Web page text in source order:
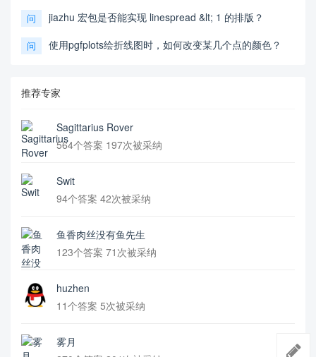
问 jiazhu 宏包是否能实现 linespread &lt; 1 的排版？
问 使用pgfplots绘折线图时，如何改变某几个点的颜色？
推荐专家
Sagittarius Rover
564个答案 197次被采纳
Swit
94个答案 42次被采纳
鱼香肉丝没有鱼先生
123个答案 71次被采纳
huzhen
11个答案 5次被采纳
雾月